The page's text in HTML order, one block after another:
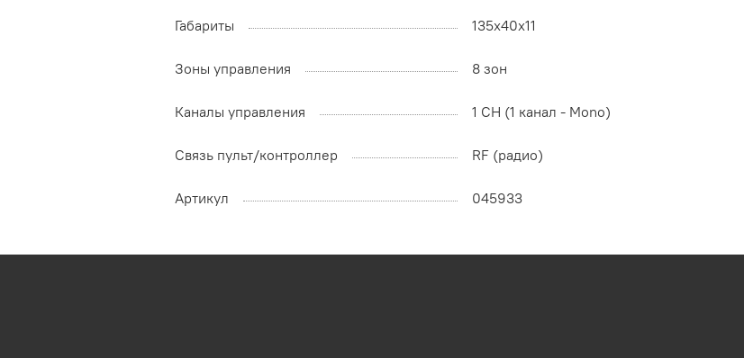
Габариты 135x40x11
Зоны управления 8 зон
Каналы управления 1 CH (1 канал - Mono)
Связь пульт/контроллер RF (радио)
Артикул 045933